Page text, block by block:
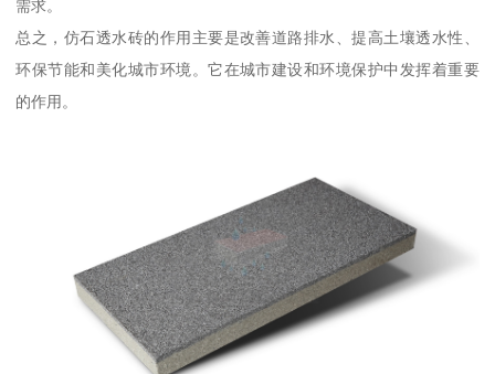
需求。
总之，仿石透水砖的作用主要是改善道路排水、提高土壤透水性、
环保节能和美化城市环境。它在城市建设和环境保护中发挥着重要
的作用。